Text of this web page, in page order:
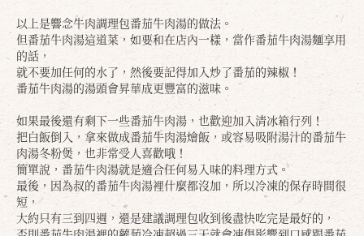
以上是響念牛肉調理包番茄牛肉湯的做法。
但番茄牛肉湯這道菜，如要和在店內一樣，當作番茄牛肉湯麵享用
的話，
就不要加任何的水了，然後要記得加入炒了番茄的辣椒！
番茄牛肉湯的湯頭會昇華成更豐富的滋味。
如果最後還有剩下一些番茄牛肉湯，也歡迎加入清冰箱行列！
把白飯倒入，拿來做成番茄牛肉湯燴飯，或容易吸附湯汁的番茄牛
肉湯冬粉煲，也非常受人喜歡哦！
簡單說，番茄牛肉湯就是適合任何易入味的料理方式。
最後，因為叔的番茄牛肉湯裡什麼都沒加，所以冷凍的保存時間很
短，
大約只有三到四週，還是建議調理包收到後盡快吃完是最好的，